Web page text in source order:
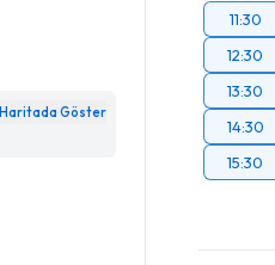
Haritada Göster
11:30
12:30
13:30
14:30
15:30